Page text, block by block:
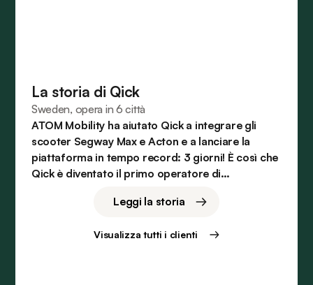
La storia di Qick
Sweden, opera in 6 città
ATOM Mobility ha aiutato Qick a integrare gli
scooter Segway Max e Acton e a lanciare la
piattaforma in tempo record: 3 giorni! È così che
Qick è diventato il primo operatore di
Leggi la storia
Visualizza tutti i clienti